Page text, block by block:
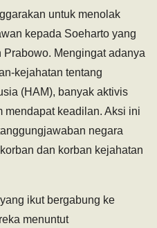
untuk menolak
kepada Soeharto yang
Mengingat adanya
kejahatan tentang
(HAM), banyak aktivis
mendapat keadilan. Aksi ini
negara
dan korban kejahatan
ikut bergabung ke
menuntut